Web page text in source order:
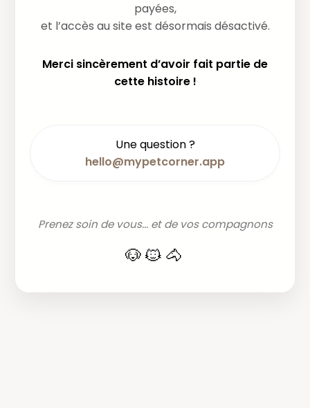
payées,
et l’accès au site est désormais désactivé.
Merci sincèrement d’avoir fait partie de
cette histoire !
Une question ?
hello@mypetcorner.app
Prenez soin de vous... et de vos compagnons
🐶🐱🐴